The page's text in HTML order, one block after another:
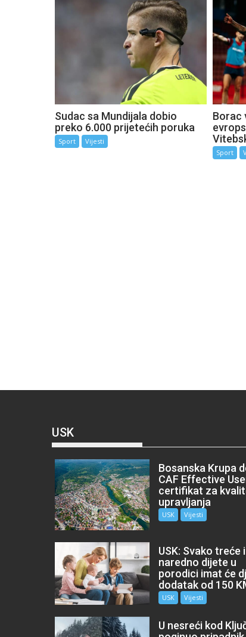
Sudac sa Mundijala dobio
preko 6.000 prijetećih poruka
Sport Vijesti
Borac
Sport
USK
Bosanska Krupa
CAF Effective
certifikat za
upravljanja
USK Vijesti
USK: Svako treće i
naredno dijete u
porodici imat će
dodatak od 150
USK Vijesti
U nesreći kod